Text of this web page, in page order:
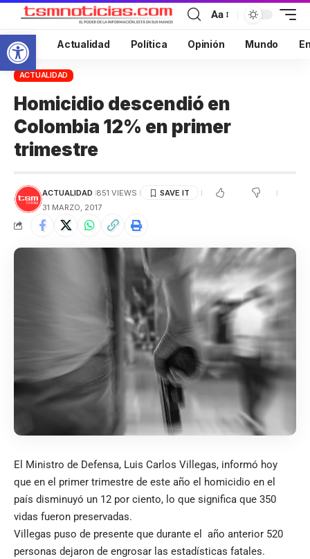
Abrir barra de herramientas
Aa
Inicio Actualidad Política Opinión Mundo
ACTUALIDAD
Homicidio descendió en
Colombia 12% en primer
trimestre
ACTUALIDAD 851 VIEWS
31 MARZO, 2017
El Ministro de Defensa, Luis Carlos Villegas, informó hoy
que en el primer trimestre de este año el homicidio en el
país disminuyó un 12 por ciento, lo que significa que 350
vidas fueron preservadas.
Villegas puso de presente que durante el año anterior 520
personas dejaron de engrosar las estadísticas fatales.